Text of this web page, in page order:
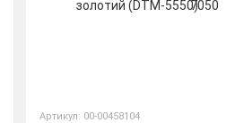
Артикул: 00-00458104